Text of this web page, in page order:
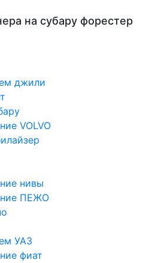
на субару форестер
джили
VOLVO
нивы
ПЕЖО
УАЗ
фиат